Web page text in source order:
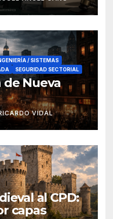
/ SISTEMAS
SEGURIDAD SECTORIAL
de Nueva
VIDAL
al CPD:
capas